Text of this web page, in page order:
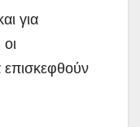
για
επισκεφθούν